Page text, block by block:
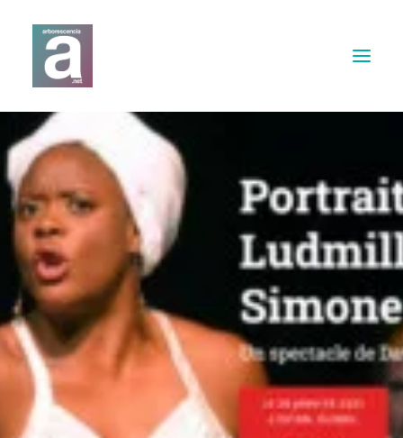
Expertises
Webdesign
Print
Musique & Son
Contact
Recherche